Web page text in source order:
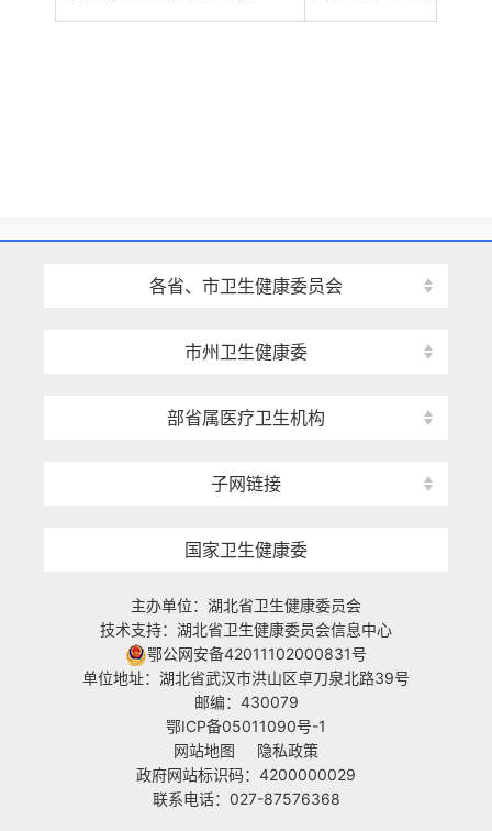
各省、市卫生健康委员会
市州卫生健康委
部省属医疗卫生机构
子网链接
国家卫生健康委
主办单位：湖北省卫生健康委员会
技术支持：湖北省卫生健康委员会信息中心
鄂公网安备42011102000831号
单位地址：湖北省武汉市洪山区卓刀泉北路39号
邮编：430079
鄂ICP备05011090号-1
网站地图
隐私政策
政府网站标识码：4200000029
联系电话：027-87576368